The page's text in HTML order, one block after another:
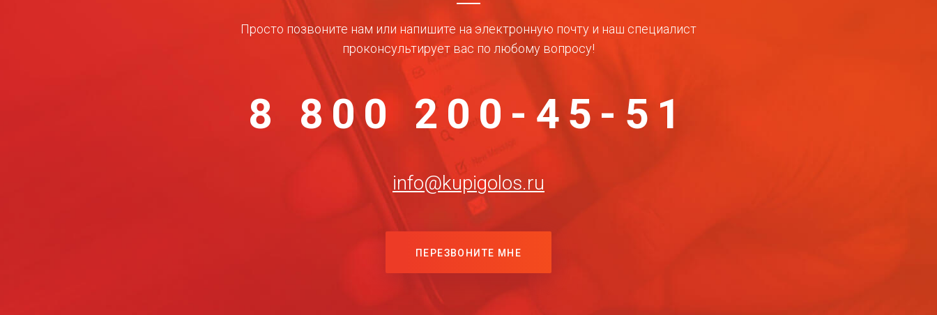
Просто позвоните нам или напишите на электронную почту и наш специалист
проконсультирует вас по любому вопросу!
8 800 200-45-51
info@kupigolos.ru
ПЕРЕЗВОНИТЕ МНЕ